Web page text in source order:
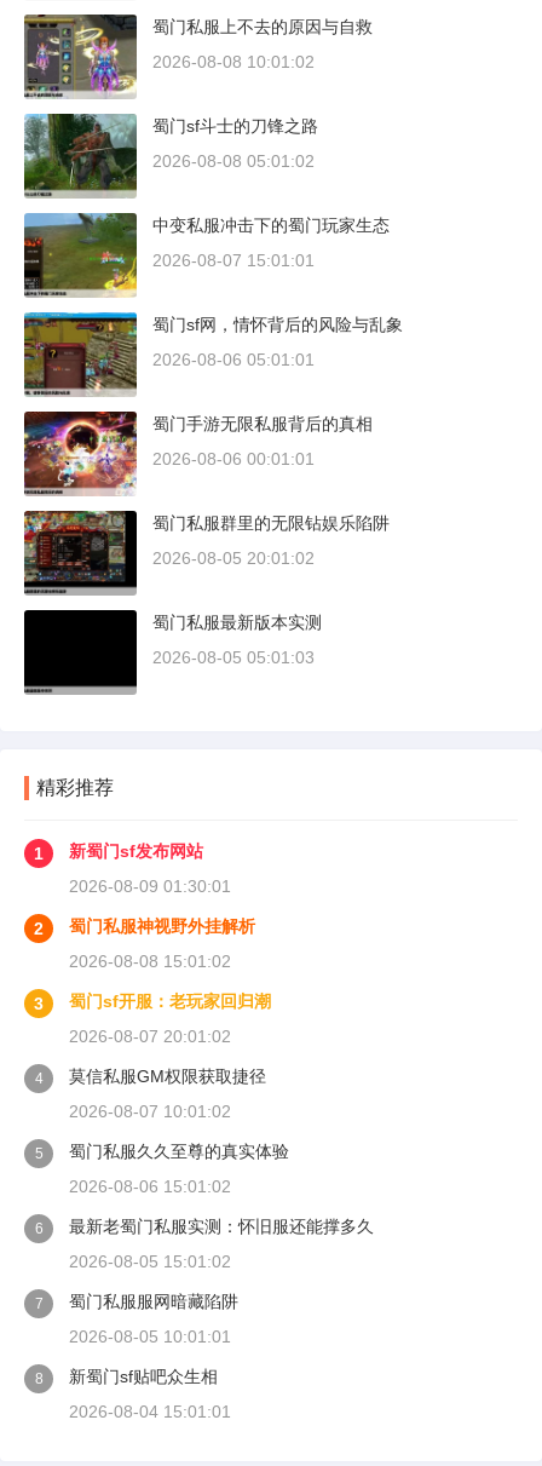
蜀门私服上不去的原因与自救
2026-08-08 10:01:02
蜀门sf斗士的刀锋之路
2026-08-08 05:01:02
中变私服冲击下的蜀门玩家生态
2026-08-07 15:01:01
蜀门sf网，情怀背后的风险与乱象
2026-08-06 05:01:01
蜀门手游无限私服背后的真相
2026-08-06 00:01:01
蜀门私服群里的无限钻娱乐陷阱
2026-08-05 20:01:02
蜀门私服最新版本实测
2026-08-05 05:01:03
精彩推荐
1
新蜀门sf发布网站
2026-08-09 01:30:01
2
蜀门私服神视野外挂解析
2026-08-08 15:01:02
3
蜀门sf开服：老玩家回归潮
2026-08-07 20:01:02
4
莫信私服GM权限获取捷径
2026-08-07 10:01:02
5
蜀门私服久久至尊的真实体验
2026-08-06 15:01:02
6
最新老蜀门私服实测：怀旧服还能撑多久
2026-08-05 15:01:02
7
蜀门私服服网暗藏陷阱
2026-08-05 10:01:01
8
新蜀门sf贴吧众生相
2026-08-04 15:01:01